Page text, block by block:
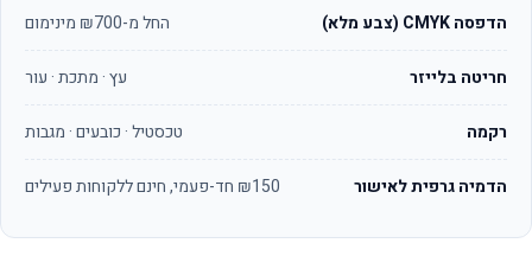
הדפסה CMYK (צבע מלא) החל מ-₪700 מינימום
חריטה בלייזר עץ · מתכת · עור
רקמה טכסטיל · כובעים · מגבות
הדמיה גרפית לאישור ₪150 חד-פעמי, חינם ללקוחות פעילים